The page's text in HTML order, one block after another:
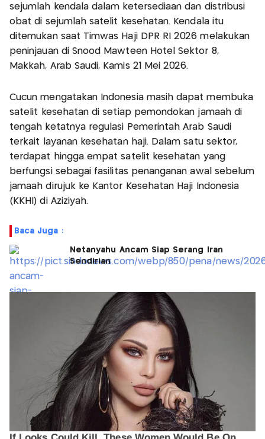
sejumlah kendala dalam ketersediaan dan distribusi
obat di sejumlah satelit kesehatan. Kendala itu
ditemukan saat Timwas Haji DPR RI 2026 melakukan
peninjauan di Snood Mawteen Hotel Sektor 8,
Makkah, Arab Saudi, Kamis 21 Mei 2026.
Cucun mengatakan Indonesia masih dapat membuka
satelit kesehatan di setiap pemondokan jamaah di
tengah ketatnya regulasi Pemerintah Arab Saudi
terkait layanan kesehatan haji. Dalam satu sektor,
terdapat hingga empat satelit kesehatan yang
berfungsi sebagai fasilitas penanganan awal sebelum
jamaah dirujuk ke Kantor Kesehatan Haji Indonesia
(KKHI) di Aziziyah.
Baca Juga :
Netanyahu Ancam Siap Serang Iran
Sendirian